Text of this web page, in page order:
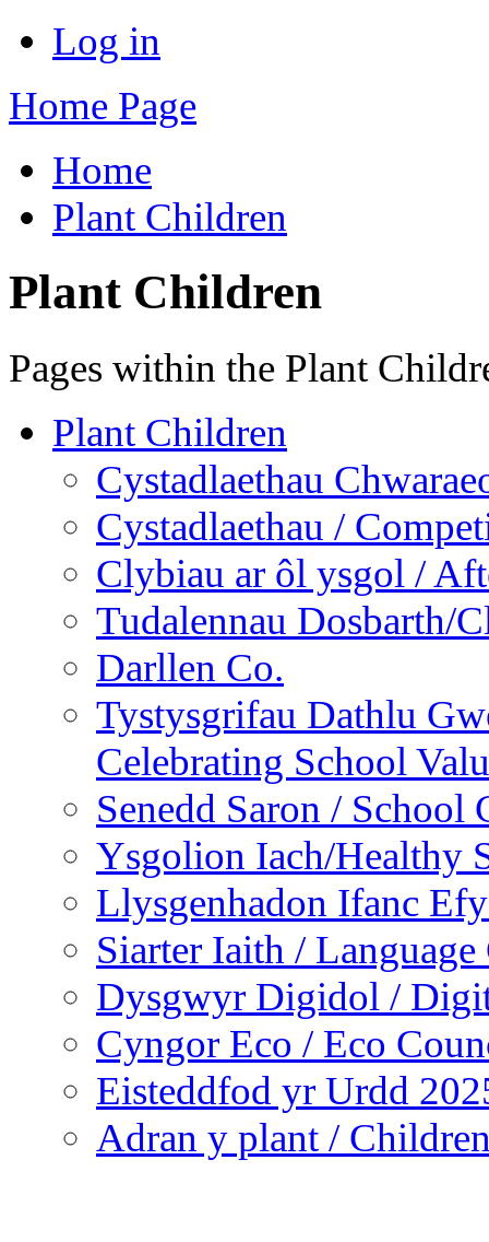
Log in
Home Page
Home
Plant Children
Plant Children
Pages within the Plant
Plant Children
Cystadlaethau
Cystadlaethau /
Clybiau ar ôl ysgol /
Tudalennau Dosbarth/
Darllen Co.
Tystysgrifau Dathlu
Celebrating School
Senedd Saron / School
Ysgolion Iach/Healthy
Llysgenhadon Ifanc
Siarter Iaith / Language
Dysgwyr Digidol /
Cyngor Eco / Eco
Eisteddfod yr Urdd
Adran y plant /